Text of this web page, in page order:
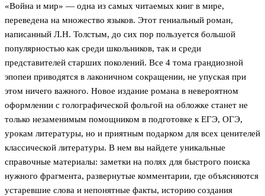
«Война и мир» — одна из самых читаемых книг в мире,
переведена на множество языков. Этот гениальный роман,
написанный Л.Н. Толстым, до сих пор пользуется большой
популярностью как среди школьников, так и среди
представителей старших поколений. Все 4 тома грандиозной
эпопеи приводятся в лаконичном сокращении, не упуская при
этом ничего важного. Новое издание романа в невероятном
оформлении с голографической фольгой на обложке станет не
только незаменимым помощником в подготовке к ЕГЭ, ОГЭ,
урокам литературы, но и приятным подарком для всех ценителей
классической литературы. В нем вы найдете уникальные
справочные материалы: заметки на полях для быстрого поиска
нужного фрагмента, развернутые комментарии, где объясняются
устаревшие слова и непонятные факты, историю создания